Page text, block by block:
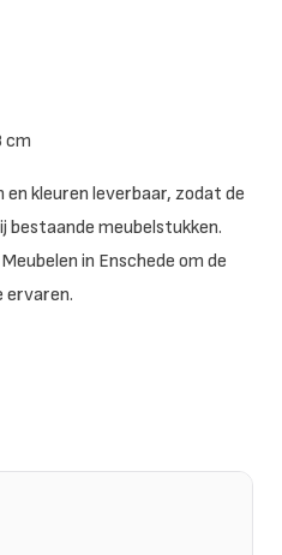
cm
en kleuren leverbaar, zodat de
bestaande meubelstukken.
in Enschede om de